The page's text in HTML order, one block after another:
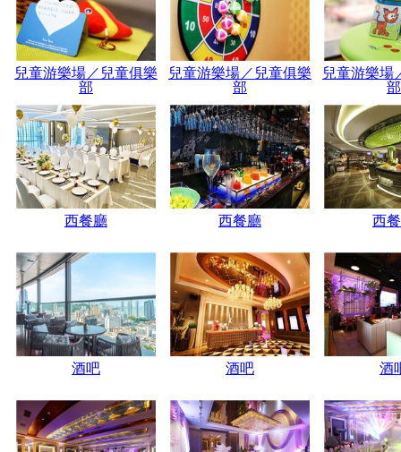
兒童游樂場／兒童俱樂
部
兒童游樂場／兒童俱樂
部
兒童游樂場
部
西餐廳 西餐廳 西
酒吧 酒吧 酒